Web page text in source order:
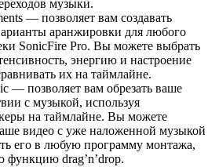
музыки.
— позволяет вам создавать
аранжировки для любого
SonicFire Pro. Вы можете выбрать
энергию и настроение
их на таймлайне.
— позволяет вам обрезать ваше
с музыкой, используя
на таймлайне. Вы можете
видео с уже наложенной музыкой
его в любую программу монтажа,
drag’n’drop.